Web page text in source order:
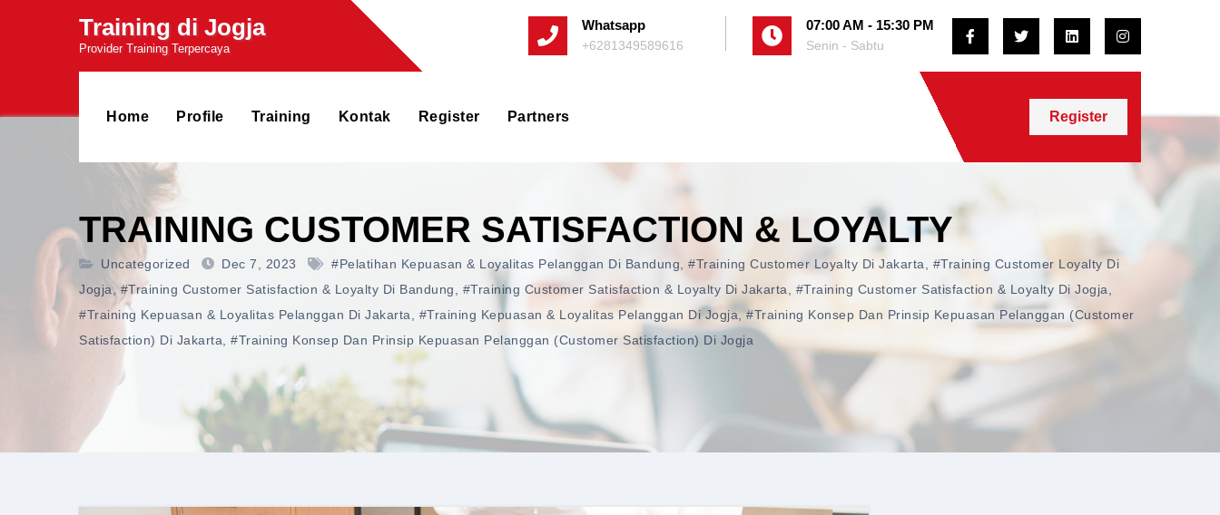
Training di Jogja
Provider Training Terpercaya
Whatsapp
+6281349589616
07:00 AM - 15:30 PM
Senin - Sabtu
Home Profile Training Kontak Register Partners Register
TRAINING CUSTOMER SATISFACTION & LOYALTY
Uncategorized Dec 7, 2023 #pelatihan Kepuasan & Loyalitas Pelanggan Di Bandung #training Customer Loyalty Di Jakarta
#training Customer Loyalty Di
Jogja
#training Customer Satisfaction & Loyalty Di Bandung #training Customer Satisfaction & Loyalty Di Jakarta #training Customer Satisfaction & Loyalty Di Jogja
#training Kepuasan & Loyalitas Pelanggan Di Jakarta
#training Kepuasan & Loyalitas Pelanggan Di Jogja,#training Konsep Dan Prinsip Kepuasan Pelanggan (Customer
Satisfaction) Di Jakarta
#training Konsep Dan Prinsip Kepuasan Pelanggan (Customer Satisfaction) Di Jogja